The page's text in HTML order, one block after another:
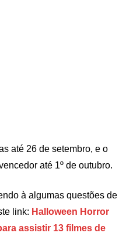
até 26 de setembro, e o
até 1º de outubro.
à algumas questões de
link: Halloween Horror
assistir 13 filmes de